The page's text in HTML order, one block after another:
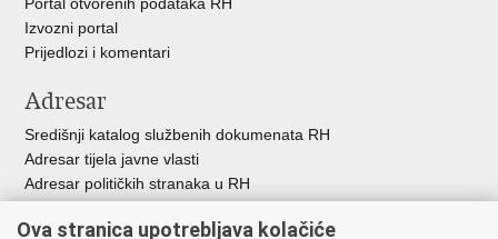
Portal otvorenih podataka RH
Izvozni portal
Prijedlozi i komentari
Adresar
Središnji katalog službenih dokumenata RH
Adresar tijela javne vlasti
Adresar političkih stranaka u RH
Besplatni telefoni javne uprave
Ova stranica upotrebljava kolačiće